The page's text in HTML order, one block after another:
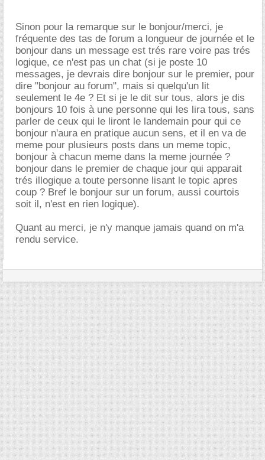
Sinon pour la remarque sur le bonjour/merci, je
fréquente des tas de forum a longueur de journée et le
bonjour dans un message est trés rare voire pas trés
logique, ce n'est pas un chat (si je poste 10
messages, je devrais dire bonjour sur le premier, pour
dire "bonjour au forum", mais si quelqu'un lit
seulement le 4e ? Et si je le dit sur tous, alors je dis
bonjours 10 fois à une personne qui les lira tous, sans
parler de ceux qui le liront le landemain pour qui ce
bonjour n'aura en pratique aucun sens, et il en va de
meme pour plusieurs posts dans un meme topic,
bonjour à chacun meme dans la meme journée ?
bonjour dans le premier de chaque jour qui apparait
trés illogique a toute personne lisant le topic apres
coup ? Bref le bonjour sur un forum, aussi courtois
soit il, n'est en rien logique).
Quant au merci, je n'y manque jamais quand on m'a
rendu service.